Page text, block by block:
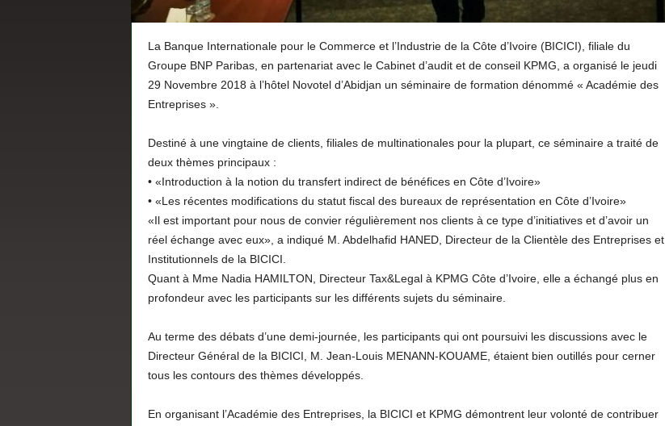
La Banque Internationale pour le Commerce et l’Industrie de la Côte d’Ivoire (BICICI), filiale du
Groupe BNP Paribas, en partenariat avec le Cabinet d’audit et de conseil KPMG, a organisé le jeudi
29 Novembre 2018 à l’hôtel Novotel d’Abidjan un séminaire de formation dénommé « Académie des
Entreprises ».
Destiné à une vingtaine de clients, filiales de multinationales pour la plupart, ce séminaire a traité de
deux thèmes principaux :
• «Introduction à la notion du transfert indirect de bénéfices en Côte d’Ivoire»
• «Les récentes modifications du statut fiscal des bureaux de représentation en Côte d’Ivoire»
«Il est important pour nous de convier régulièrement nos clients à ce type d’initiatives et d’avoir un
réel échange avec eux», a indiqué M. Abdelhafid HANED, Directeur de la Clientèle des Entreprises et
Institutionnels de la BICICI.
Quant à Mme Nadia HAMILTON, Directeur Tax&Legal à KPMG Côte d’Ivoire, elle a échangé plus en
profondeur avec les participants sur les différents sujets du séminaire.
Au terme des débats d’une demi-journée, les participants qui ont poursuivi les discussions avec le
Directeur Général de la BICICI, M. Jean-Louis MENANN-KOUAME, étaient bien outillés pour cerner
tous les contours des thèmes développés.
En organisant l’Académie des Entreprises, la BICICI et KPMG démontrent leur volonté de contribuer